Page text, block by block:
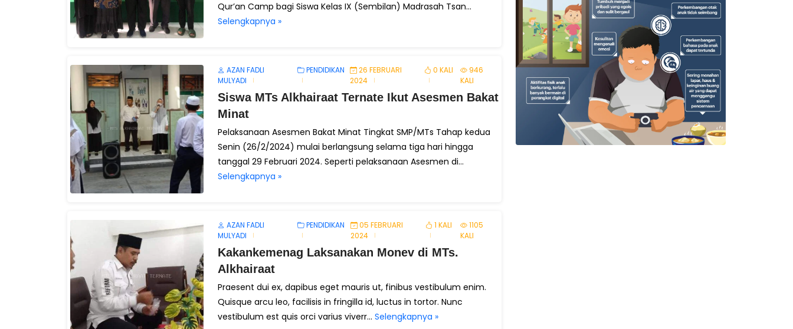
Qur’an Camp bagi Siswa Kelas IX (Sembilan) Madrasah Tsan...
Selengkapnya »
AZAN FADLI
MULYADI
PENDIDIKAN
26 FEBRUARI
2024
0 KALI
946
KALI
Siswa MTs Alkhairaat Ternate Ikut Asesmen Bakat
Minat
Pelaksanaan Asesmen Bakat Minat Tingkat SMP/MTs Tahap kedua
Senin (26/2/2024) mulai berlangsung selama tiga hari hingga
tanggal 29 Februari 2024. Seperti pelaksanaan Asesmen di...
Selengkapnya »
AZAN FADLI
MULYADI
PENDIDIKAN
05 FEBRUARI
2024
1 KALI
1105
KALI
Kakankemenag Laksanakan Monev di MTs.
Alkhairaat
Praesent dui ex, dapibus eget mauris ut, finibus vestibulum enim.
Quisque arcu leo, facilisis in fringilla id, luctus in tortor. Nunc
vestibulum est quis orci varius viverr... Selengkapnya »